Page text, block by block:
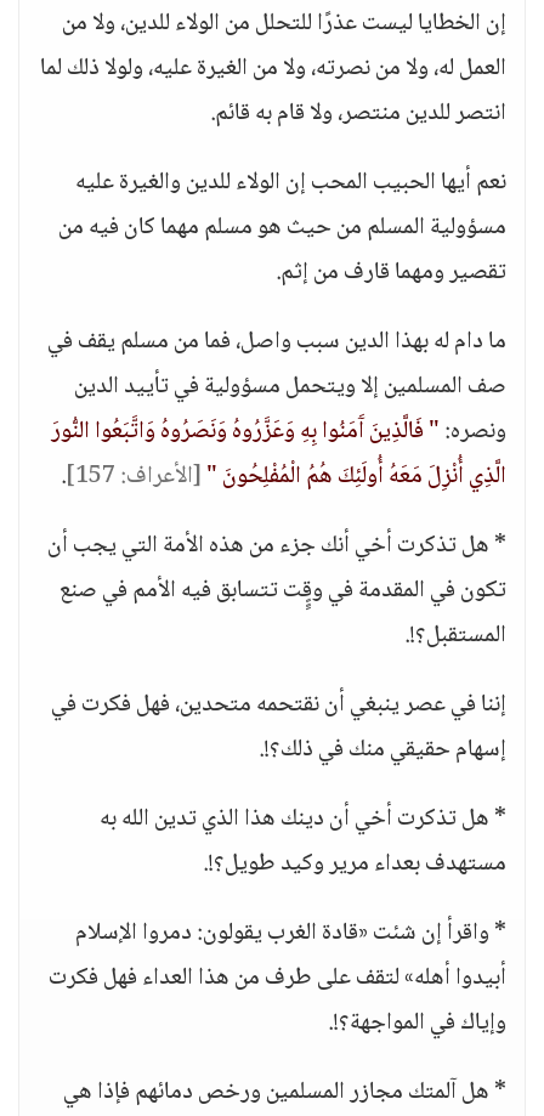
إن الخطايا ليست عذرًا للتحلل من الولاء للدين، ولا من
العمل له، ولا من نصرته، ولا من الغيرة عليه، ولولا ذلك لما
انتصر للدين منتصر، ولا قام به قائم.
نعم أيها الحبيب المحب إن الولاء للدين والغيرة عليه
مسؤولية المسلم من حيث هو مسلم مهما كان فيه من
تقصير ومهما قارف من إثم.
ما دام له بهذا الدين سبب واصل، فما من مسلم يقف في
صف المسلمين إلا ويتحمل مسؤولية في تأييد الدين
ونصره:" فَالَّذِينَ آَمَنُوا بِهِ وَعَزَّرُوهُ وَنَصَرُوهُ وَاتَّبَعُوا النُّورَ
الَّذِي أُنْزِلَ مَعَهُ أُولَئِكَ هُمُ الْمُفْلِحُونَ "[الأعراف: 157]
.
* هل تذكرت أخي أنك جزء من هذه الأمة التي يجب أن
تكون في المقدمة في وقٍٍِت تتسابق فيه الأمم في صنع
المستقبل؟!.
إننا في عصر ينبغي أن نقتحمه متحدين، فهل فكرت في
إسهام حقيقي منك في ذلك؟!.
* هل تذكرت أخي أن دينك هذا الذي تدين الله به
مستهدف بعداء مرير وكيد طويل؟!.
* واقرأ إن شئت «قادة الغرب يقولون: دمروا الإسلام
أبيدوا أهله» لتقف على طرف من هذا العداء فهل فكرت
وإياك في المواجهة؟!.
* هل آلمتك مجازر المسلمين ورخص دمائهم فإذا هي